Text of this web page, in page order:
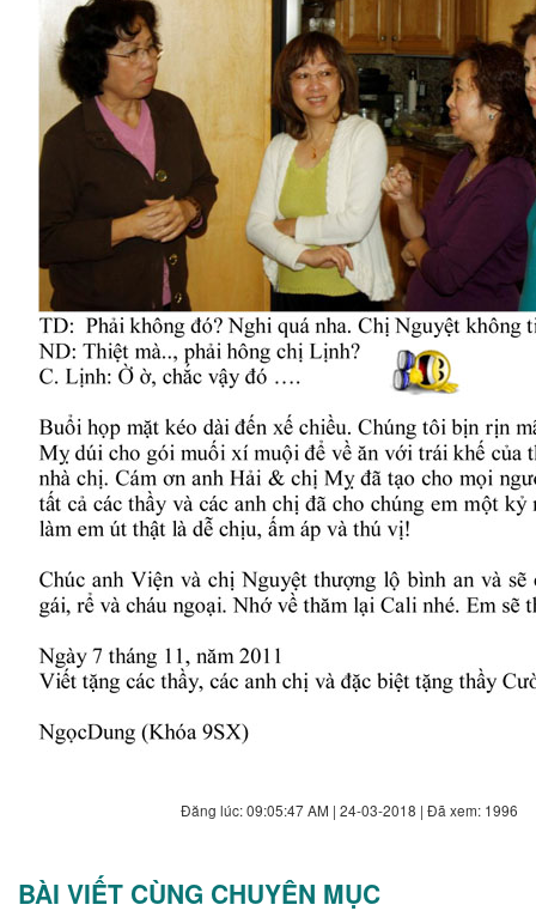
Đăng lúc: 09:05:47 AM | 24-03-2018 | Đã xem: 1996
BÀI VIẾT CÙNG CHUYÊN MỤC